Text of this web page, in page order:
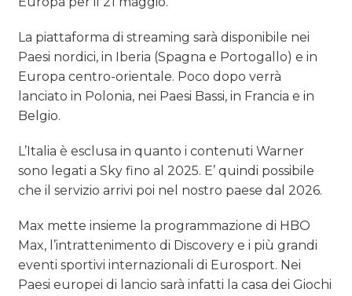
La piattaforma di streaming sarà disponibile nei
Paesi nordici, in Iberia (Spagna e Portogallo) e in
Europa centro-orientale. Poco dopo verrà
lanciato in Polonia, nei Paesi Bassi, in Francia e in
Belgio.
L’Italia è esclusa in quanto i contenuti Warner
sono legati a Sky fino al 2025. E’ quindi possibile
che il servizio arrivi poi nel nostro paese dal 2026.
Max mette insieme la programmazione di HBO
Max, l’intrattenimento di Discovery e i più grandi
eventi sportivi internazionali di Eurosport. Nei
Paesi europei di lancio sarà infatti la casa dei Giochi